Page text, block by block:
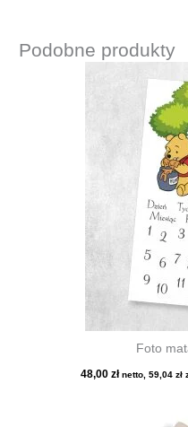
Podobne produkty
Foto
48,00zł netto,59,04zł